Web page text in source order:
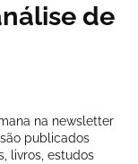
de
na newsletter
publicados
livros, estudos